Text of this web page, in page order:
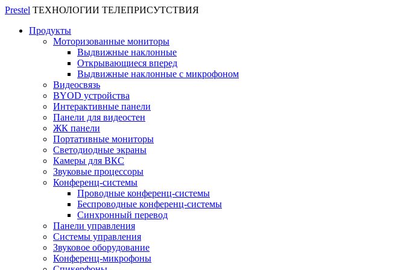
Prestel ТЕХНОЛОГИИ ТЕЛЕПРИСУТСТВИЯ
Продукты
Моторизованные мониторы
Выдвижные наклонные
Открывающиеся вперед
Выдвижные наклонные с микрофоном
Видеосвязь
BYOD устройства
Интерактивные панели
Панели для видеостен
ЖК панели
Портативные мониторы
Светодиодные экраны
Камеры для ВКС
Звуковые процессоры
Конференц-системы
Проводные конференц-системы
Беспроводные конференц-системы
Синхронный перевод
Панели управления
Системы управления
Звуковое оборудование
Конференц-микрофоны